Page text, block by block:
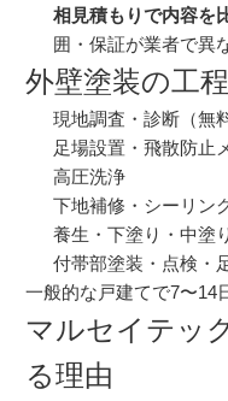
相見積もりで内容を
囲・保証が業者で異
外壁塗装の工
現地調査・診断（無
足場設置・飛散防止
高圧洗浄
下地補修・シーリン
養生・下塗り・中塗
付帯部塗装・点検・
一般的な戸建てで7〜14
マルセイテッ
る理由